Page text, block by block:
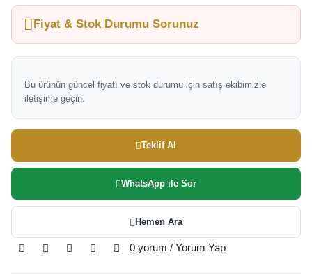
Fiyat & Stok Durumu Sorunuz
Bu ürünün güncel fiyatı ve stok durumu için satış ekibimizle
iletişime geçin.
Teklif Al
WhatsApp ile Sor
Hemen Ara
0 yorum / Yorum Yap